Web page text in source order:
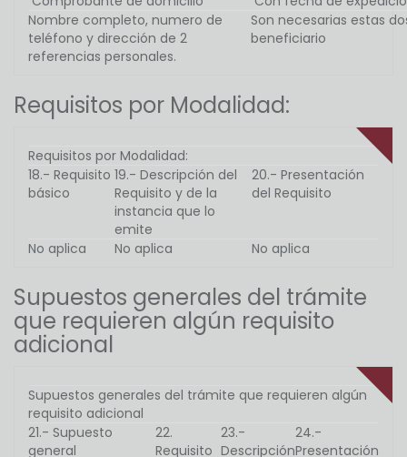
Nombre completo, numero de
teléfono y dirección de 2
referencias personales.
Son necesarias estas
beneficiario
Requisitos por Modalidad:
Requisitos por Modalidad:
18.- Requisito
básico
19.- Descripción del
Requisito y de la
instancia que lo
emite
20.- Presentación
del Requisito
No aplica No aplica No aplica
Supuestos generales del trámite
que requieren algún requisito
adicional
Supuestos generales del trámite que requieren algún
requisito adicional
21.- Supuesto
general
22.
Requisito
23.-
Descripción
24.-
Presentación